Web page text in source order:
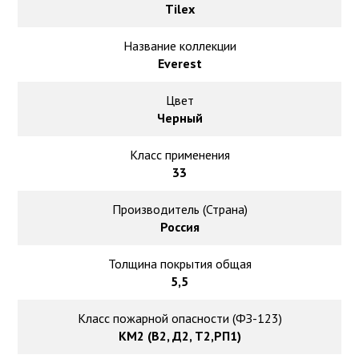
Ковролин оптом
Ковролин под теплый пол
Tilex
Название коллекции
Everest
Цвет
Черный
Класс применения
33
Производитель (Страна)
Россия
Толщина покрытия общая
5,5
Класс пожарной опасности (ФЗ-123)
КМ2 (В2, Д2, Т2,РП1)